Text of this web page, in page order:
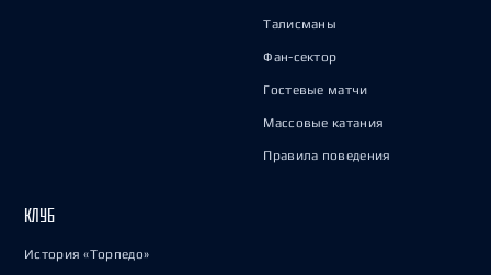
Талисманы
Фан-сектор
Гостевые матчи
Массовые катания
Правила поведения
КЛУБ
История «Торпедо»